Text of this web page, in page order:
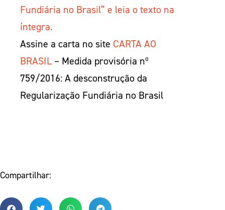
Fundiária no Brasil” e leia o texto na
íntegra.
Assine a carta no site CARTA AO
BRASIL – Medida provisória nº
759/2016: A desconstrução da
Regularização Fundiária no Brasil
Compartilhar: